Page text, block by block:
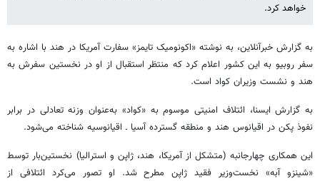
خواهد کرد.
به گزارش خبرآنلاین، به نوشته «اکونومیک تایمز» سفارت آمریکا در هند با اشاره به
سفر روبیو به این کشور اعلام کرد که منتظر استقبال از او در نخستین سفرش به
هند و نشست وزیران کواد است.
به گزارش ایسنا، ائتلاف امنیتی موسوم به «کواد» به‌عنوان وزنه تعادلی در برابر
نفوذ پکن در اقیانوس هند و منطقه گسترده آسیا ـ اقیانوسیه شناخته می‌شود.
این همکاری چهارجانبه (متشکل از آمریکا، هند، ژاپن و استرالیا) نخستین‌بار توسط
«شینزو آبه» نخست‌وزیر فقید ژاپن مطرح شد. او تصور می‌کرد ائتلافی از